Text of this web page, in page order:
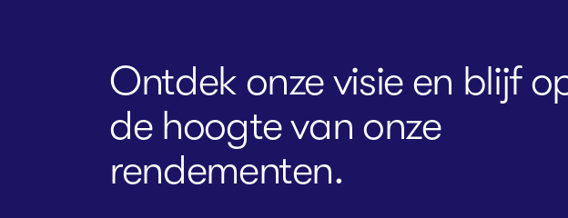
Ontdek onze visie en blijf
de hoogte van onze
rendementen.